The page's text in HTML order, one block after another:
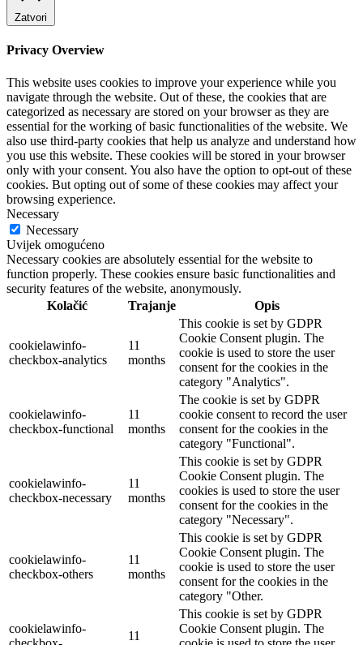
Zatvori
Privacy Overview
This website uses cookies to improve your experience while you
navigate through the website. Out of these, the cookies that are
categorized as necessary are stored on your browser as they are
essential for the working of basic functionalities of the website. We
also use third-party cookies that help us analyze and understand how
you use this website. These cookies will be stored in your browser
only with your consent. You also have the option to opt-out of these
cookies. But opting out of some of these cookies may affect your
browsing experience.
Necessary
Necessary
Uvijek omogućeno
Necessary cookies are absolutely essential for the website to
function properly. These cookies ensure basic functionalities and
security features of the website, anonymously.
Kolačić
Trajanje Opis
cookielawinfo-
checkbox-analytics
11
months
This cookie is set by GDPR
Cookie Consent plugin. The
cookie is used to store the user
consent for the cookies in the
category "Analytics".
cookielawinfo-
checkbox-functional
11
months
The cookie is set by GDPR
cookie consent to record the user
consent for the cookies in the
category "Functional".
cookielawinfo-
checkbox-necessary
11
months
This cookie is set by GDPR
Cookie Consent plugin. The
cookies is used to store the user
consent for the cookies in the
category "Necessary".
cookielawinfo-
checkbox-others
11
months
This cookie is set by GDPR
Cookie Consent plugin. The
cookie is used to store the user
consent for the cookies in the
category "Other.
cookielawinfo-
11
This cookie is set by GDPR
Cookie Consent plugin. The